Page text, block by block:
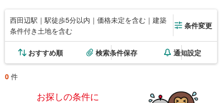
西田辺駅｜駅徒歩5分以内｜価格未定を含む｜建築
条件付き土地を含む
条件変更
おすすめ順 検索条件保存 通知設定
0 件
お探しの条件に